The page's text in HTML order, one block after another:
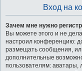
Вход на
Зачем мне нужно
Вы можете этого и не
настроил конференцию:
размещать сообщения,
дополнительные
пользователям: